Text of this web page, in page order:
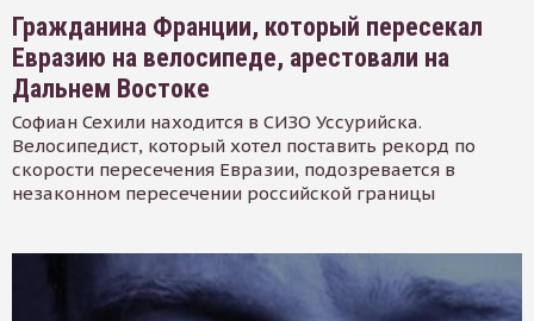
Гражданина Франции, который пересекал
Евразию на велосипеде, арестовали на
Дальнем Востоке
Софиан Сехили находится в СИЗО Уссурийска.
Велосипедист, который хотел поставить рекорд по
скорости пересечения Евразии, подозревается в
незаконном пересечении российской границы